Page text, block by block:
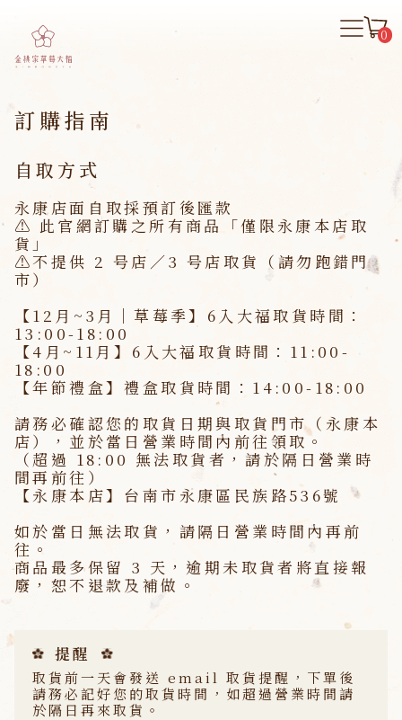
0
訂購指南
自取方式
永康店面自取採預訂後匯款
⚠️ 此官網訂購之所有商品「僅限永康本店取
貨」
⚠️不提供 2 号店／3 号店取貨（請勿跑錯門
市）
【12月~3月｜草莓季】6入大福取貨時間：
13:00-18:00
【4月~11月】6入大福取貨時間： 11:00-
18:00
【年節禮盒】禮盒取貨時間： 14:00-18:00
請務必確認您的取貨日期與取貨門市（永康本
店），並於當日營業時間內前往領取。
（超過 18:00 無法取貨者，請於隔日營業時
間再前往）
【永康本店】台南市永康區民族路536號
如於當日無法取貨，請隔日營業時間內再前
往。
商品最多保留 3 天，逾期未取貨者將直接報
廢，恕不退款及補做。
提醒
取貨前一天會發送 email 取貨提醒，下單後
請務必記好您的取貨時間，如超過營業時間請
於隔日再來取貨。